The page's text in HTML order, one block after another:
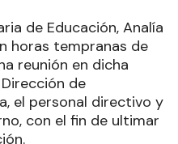
de Educación, Analía
horas tempranas de
reunión en dicha
de
el personal directivo y
con el fin de ultimar